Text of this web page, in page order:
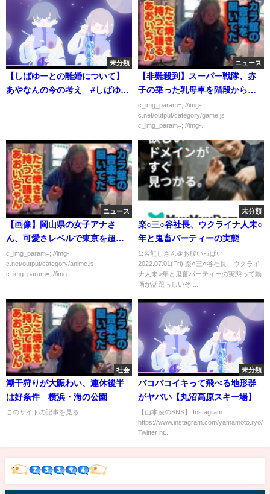
未分類
【しばゆーとの離婚について】
あやなんの今の考え #しばゆー
ニュース
【非難殺到】スーパー戦隊、赤
子の乗った乳母車を階段から突
き落とすｗｗｗｗｗ
c_img_param=; //img-
c.net/output/category/game.js
c_img_param=; //img-...
ニュース
【画像】岡山県の女子アナさ
ん、可愛さレベルで東京を超え
てしまう
c_img_param=; //img-
c.net/output/category/anime.js
c_img_param=; //img...
未分類
楽○三○谷社長、ウクライナ人未○
年と鬼畜パーティーの実態
1:名無しさん＠お腹いっぱい
2022.07.01(Fri) 楽○三○谷社長、ウクライ
ナ人未○年と鬼畜パーティーの実態って動
画が話題らしいぞ ...
社会
潮干狩りが大賑わい、連休後半
は好条件 横浜・海の公園
このサイトの記事を見る...
未分類
バコバコイキって飛べる地形群
がヤバい【丸沼高原スキー場】
【山本凌のSNS】 Instagram
https://www.instagram.com/yamamoto.ryo/
Twitter ht...